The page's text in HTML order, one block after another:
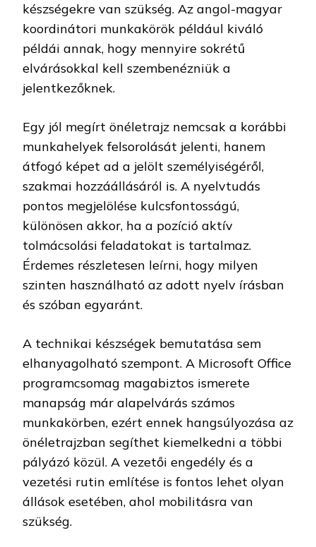
készségekre van szükség. Az angol-magyar
koordinátori munkakörök például kiváló
példái annak, hogy mennyire sokrétű
elvárásokkal kell szembenézniük a
jelentkezőknek.
Egy jól megírt önéletrajz nemcsak a korábbi
munkahelyek felsorolását jelenti, hanem
átfogó képet ad a jelölt személyiségéről,
szakmai hozzáállásáról is. A nyelvtudás
pontos megjelölése kulcsfontosságú,
különösen akkor, ha a pozíció aktív
tolmácsolási feladatokat is tartalmaz.
Érdemes részletesen leírni, hogy milyen
szinten használható az adott nyelv írásban
és szóban egyaránt.
A technikai készségek bemutatása sem
elhanyagolható szempont. A Microsoft Office
programcsomag magabiztos ismerete
manapság már alapelvárás számos
munkakörben, ezért ennek hangsúlyozása az
önéletrajzban segíthet kiemelkedni a többi
pályázó közül. A vezetői engedély és a
vezetési rutin említése is fontos lehet olyan
állások esetében, ahol mobilitásra van
szükség.